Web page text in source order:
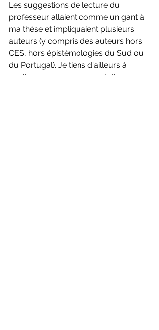
Les suggestions de lecture du
professeur allaient comme un gant à
ma thèse et impliquaient plusieurs
auteurs (y compris des auteurs hors
CES, hors épistémologies du Sud ou
du Portugal). Je tiens d'ailleurs à
souligner une recommandation